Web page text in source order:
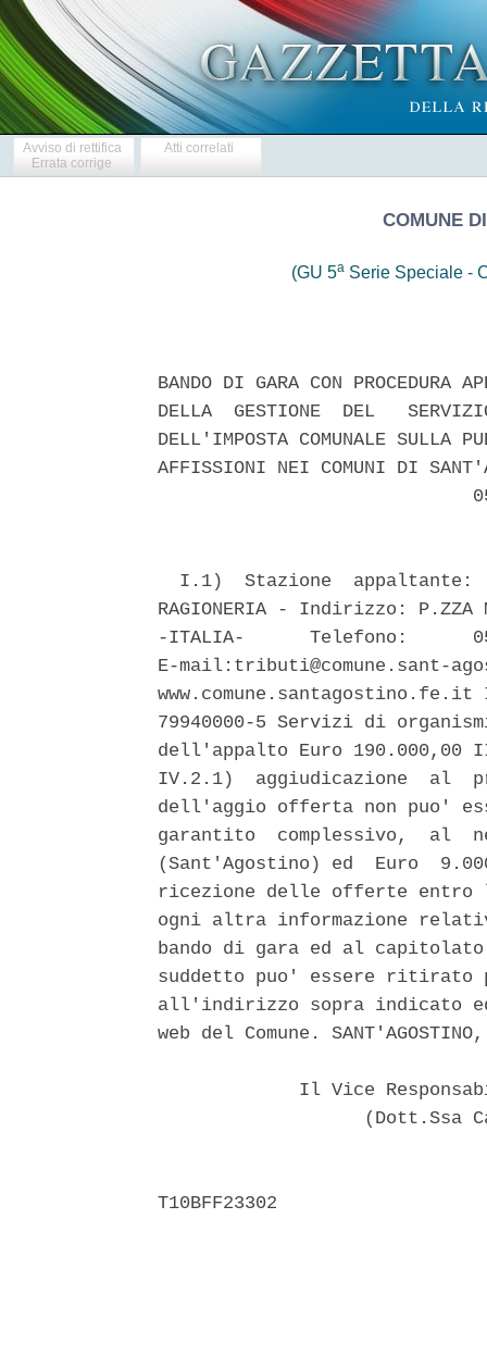
Avviso di rettifica
Errata corrige
Atti correlati
COMUNE
(GU 5a Serie Speciale -
BANDO DI GARA CON PROCEDURA
DELLA  GESTIONE  DEL
DELL'IMPOSTA COMUNALE
AFFISSIONI NEI COMUNI DI
I.1)  Stazione  appaltante:
RAGIONERIA - Indirizzo: P.ZZA
-ITALIA-      Telefono:
E-
79940000-5 Servizi di
dell'appalto Euro 190.000,00
IV.2.1)  aggiudicazione  al
dell'aggio offerta non puo'
garantito  complessivo,  al
(Sant'Agostino) ed  Euro
ricezione delle offerte entro
ogni altra informazione
bando di gara ed al
suddetto puo' essere ritirato
all'indirizzo sopra
web del Comune.
Il Vice
(Dott.Ssa